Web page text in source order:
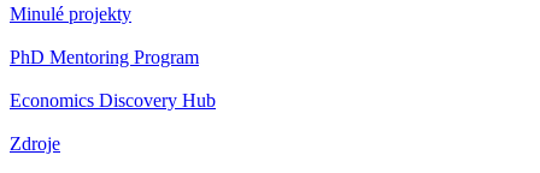
Minulé projekty
PhD Mentoring Program
Economics Discovery Hub
Zdroje